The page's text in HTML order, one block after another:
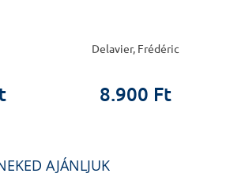
Delavier, Frédéric
8.900 Ft
AJÁNLJUK